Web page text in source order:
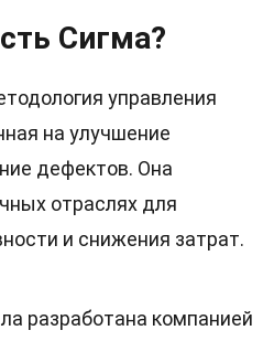
Сигма?
управления
на улучшение
дефектов. Она
отраслях для
и снижения затрат.
разработана компанией